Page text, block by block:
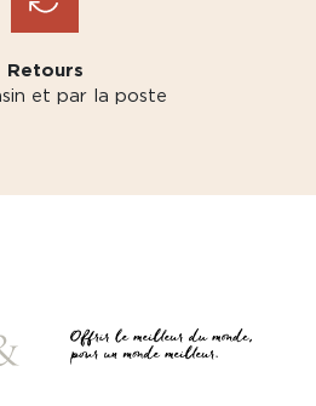
Retours
et par la poste